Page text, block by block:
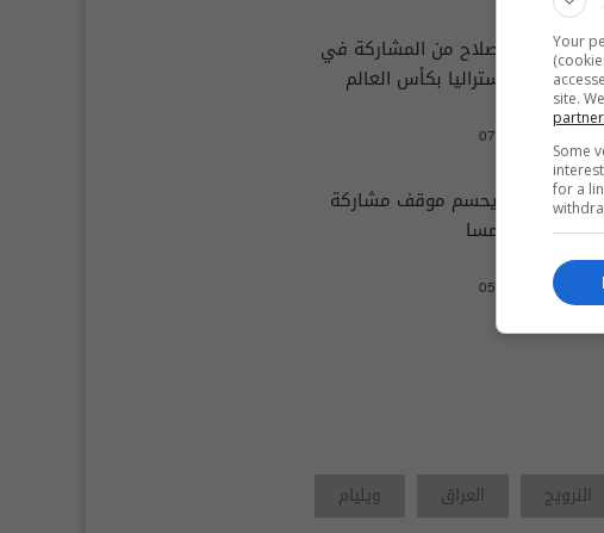
موقف محمد صلاح من المشاركة في
مباراة مصر وأستراليا بكأس العالم
07:53 | 2026-07-03
مدرب إسبانيا يحسم موقف مشاركة
يامال امام النمسا
05:36 | 2026-07-02
النرويج العراق
ويليام
Your
site.
Some
for a